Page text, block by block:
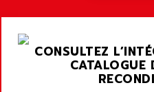
TEXT DISPLAY
SIMATIC S5 115U
SINUMERIK 840
AJC BATTERY
AJHUA
CONSULTEZ
CATALOGUE